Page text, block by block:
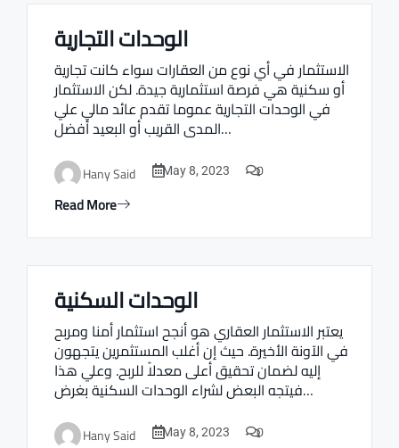
Real estate Estate ville
الوحدات التجارية
الاستثمار في أي نوع من العقارات سواء كانت تجارية
أو سكنية هي فرصة استثمارية جيدة. لكن الاستثمار
في الوحدات التجارية عموما تقدم عائد مالي علي
المدى القريب أو البعيد أفضل…
Hany Said May 8, 2023 0
Read More
Real estate Estate ville
الوحدات السكنية
يعتبر الاستثمار العقاري هو أنجح استثمار أمنا ومربح
في الآونة الأخيرة. حيث إن أغلب المستثمرين يتجهون
إليه لضمان تحقيق أعلى معدلاً للربح. وعلي هذا
فيتجه البعض لشراء الوحدات السكنية بغرض…
Hany Said May 8, 2023 0